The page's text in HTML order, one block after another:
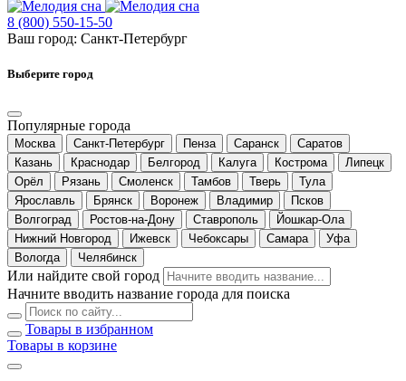
8 (800) 550-15-50
Ваш город: Санкт-Петербург
Выберите город
Популярные города
Москва Санкт-Петербург Пенза Саранск
Саратов
Казань
Краснодар Белгород Калуга Кострома
Липецк
Орёл
Рязань Смоленск Тамбов Тверь
Тула
Ярославль
Брянск Воронеж Владимир
Псков
Волгоград
Ростов-на-Дону Ставрополь
Йошкар-Ола
Нижний Новгород
Ижевск Чебоксары Самара
Уфа
Вологда
Челябинск
Или найдите свой город
Начните вводить название города для поиска
Товары в избранном
Товары в корзине